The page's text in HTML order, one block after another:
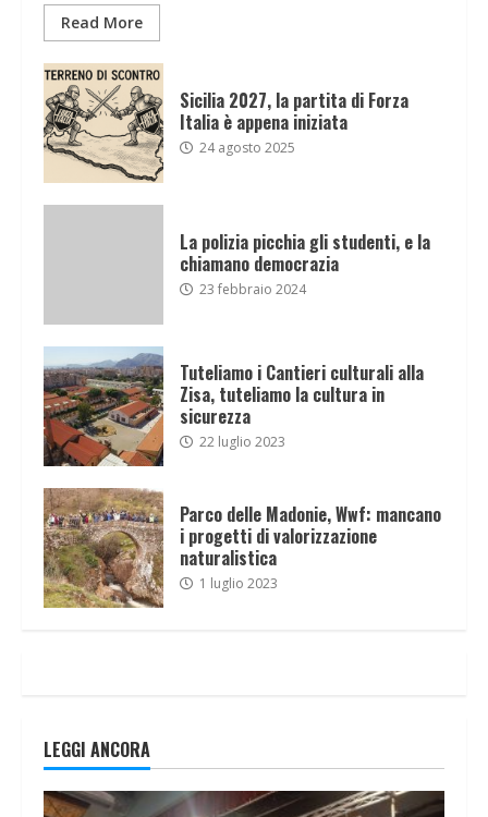
Read More
Sicilia 2027, la partita di Forza
Italia è appena iniziata
24 agosto 2025
La polizia picchia gli studenti, e la
chiamano democrazia
23 febbraio 2024
Tuteliamo i Cantieri culturali alla
Zisa, tuteliamo la cultura in
sicurezza
22 luglio 2023
Parco delle Madonie, Wwf: mancano
i progetti di valorizzazione
naturalistica
1 luglio 2023
LEGGI ANCORA